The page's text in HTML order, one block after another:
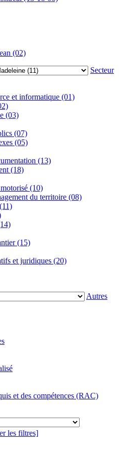
(02)
Secteur
et informatique (01)
(03)
(07)
(05)
(13)
(18)
(10)
du territoire (08)
(15)
et juridiques (20)
Autres
et des compétences (RAC)
les filtres]